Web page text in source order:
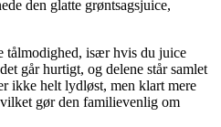
den glatte grøntsagsjuice,
tålmodighed, især hvis du juice
går hurtigt, og delene står samlet
ikke helt lydløst, men klart mere
gør den familievenlig om